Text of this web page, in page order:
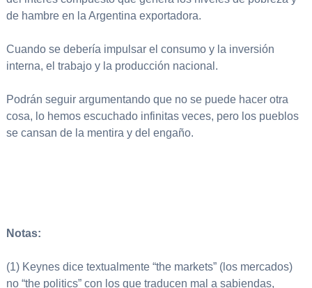
de hambre en la Argentina exportadora.
Cuando se debería impulsar el consumo y la inversión
interna, el trabajo y la producción nacional.
Podrán seguir argumentando que no se puede hacer otra
cosa, lo hemos escuchado infinitas veces, pero los pueblos
se cansan de la mentira y del engaño.
Notas:
(1) Keynes dice textualmente “the markets” (los mercados)
no “the politics” con los que traducen mal a sabiendas,